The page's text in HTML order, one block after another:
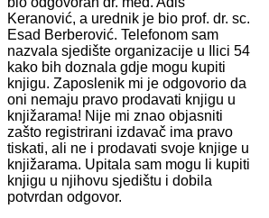
Keranović, a urednik je bio prof. dr. sc.
Esad Berberović. Telefonom sam
nazvala sjedište organizacije u Ilici 54
kako bih doznala gdje mogu kupiti
knjigu. Zaposlenik mi je odgovorio da
oni nemaju pravo prodavati knjigu u
knjižarama! Nije mi znao objasniti
zašto registrirani izdavač ima pravo
tiskati, ali ne i prodavati svoje knjige u
knjižarama. Upitala sam mogu li kupiti
knjigu u njihovu sjedištu i dobila
potvrdan odgovor.